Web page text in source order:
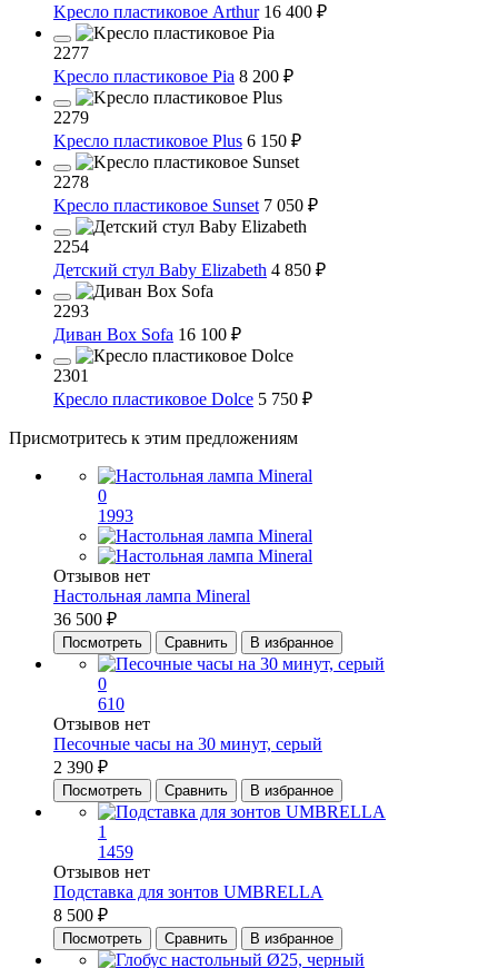
Kресло пластиковое Arthur 16 400 ₽
2277
Kресло пластиковое Pia 8 200 ₽
2279
Kресло пластиковое Plus 6 150 ₽
2278
Kресло пластиковое Sunset 7 050 ₽
2254
Детский стул Baby Elizabeth 4 850 ₽
2293
Диван Box Sofa 16 100 ₽
2301
Кресло пластиковое Dolce 5 750 ₽
Присмотритесь к этим предложениям
0
1993
Отзывов нет
Настольная лампа Mineral
36 500 ₽
Посмотреть Сравнить В избранное
0
610
Отзывов нет
Песочные часы на 30 минут, серый
2 390 ₽
Посмотреть Сравнить В избранное
1
1459
Отзывов нет
Подставка для зонтов UMBRELLA
8 500 ₽
Посмотреть Сравнить В избранное